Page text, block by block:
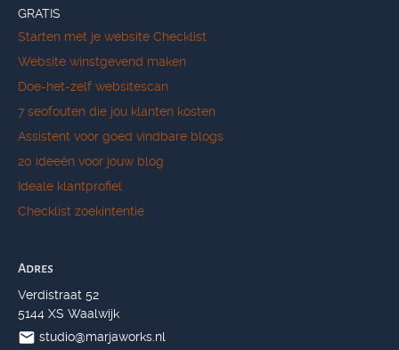
GRATIS
Starten met je website Checklist
Website winstgevend maken
Doe-het-zelf websitescan
7 seofouten die jou klanten kosten
Assistent voor goed vindbare blogs
20 ideeën voor jouw blog
Ideale klantprofiel
Checklist zoekintentie
Adres
Verdistraat 52
5144 XS Waalwijk
studio@marjaworks.nl